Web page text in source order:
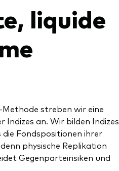
liquide
streben wir eine
Indizes an. Wir bilden Indizes
Fondspositionen ihrer
physische Replikation
Gegenparteirisiken und